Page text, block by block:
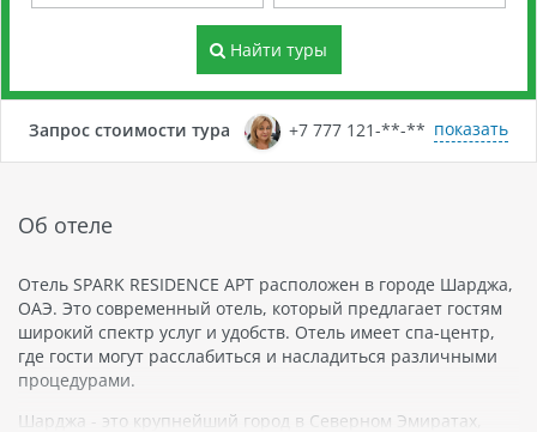
Найти туры
Запрос стоимости тура +7 777 121-**-** показать
Об отеле
Отель SPARK RESIDENCE APT расположен в городе Шарджа,
ОАЭ. Это современный отель, который предлагает гостям
широкий спектр услуг и удобств. Отель имеет спа-центр,
где гости могут расслабиться и насладиться различными
процедурами.
Шарджа - это крупнейший город в Северном Эмиратах,